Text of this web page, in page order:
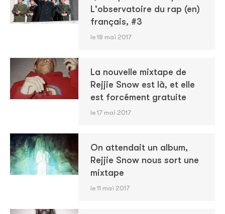
L'observatoire du rap (en)
français, #3
le 18 mai 2017
La nouvelle mixtape de
Rejjie Snow est là, et elle
est forcément gratuite
le 17 mai 2017
On attendait un album,
Rejjie Snow nous sort une
mixtape
le 11 mai 2017